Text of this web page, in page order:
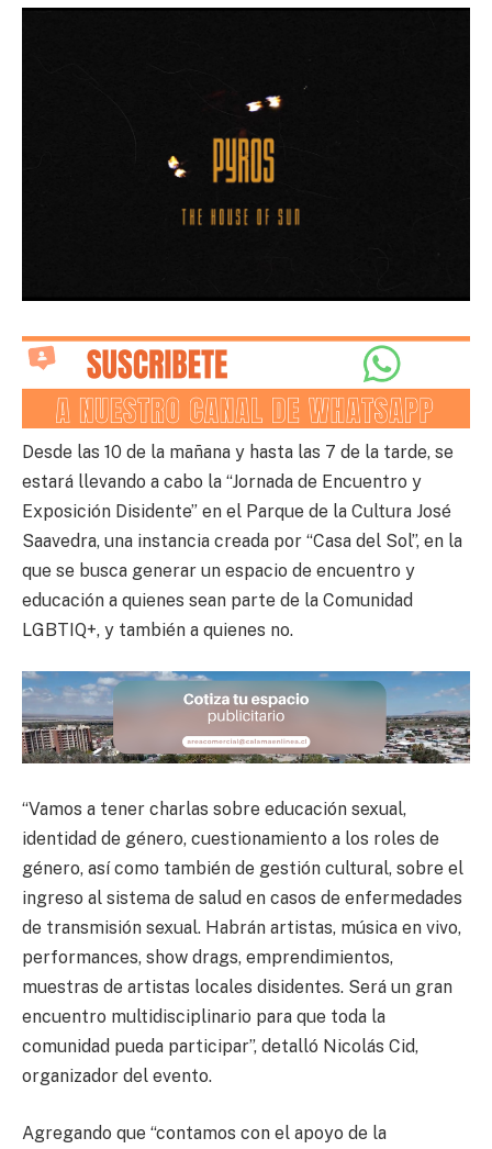
Desde las 10 de la mañana y hasta las 7 de la tarde, se
estará llevando a cabo la “Jornada de Encuentro y
Exposición Disidente” en el Parque de la Cultura José
Saavedra, una instancia creada por “Casa del Sol”, en la
que se busca generar un espacio de encuentro y
educación a quienes sean parte de la Comunidad
LGBTIQ+, y también a quienes no.
“Vamos a tener charlas sobre educación sexual,
identidad de género, cuestionamiento a los roles de
género, así como también de gestión cultural, sobre el
ingreso al sistema de salud en casos de enfermedades
de transmisión sexual. Habrán artistas, música en vivo,
performances, show drags, emprendimientos,
muestras de artistas locales disidentes. Será un gran
encuentro multidisciplinario para que toda la
comunidad pueda participar”, detalló Nicolás Cid,
organizador del evento.
Agregando que “contamos con el apoyo de la